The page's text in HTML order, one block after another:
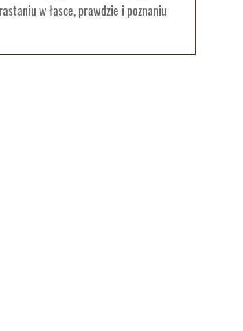
w łasce, prawdzie i poznaniu